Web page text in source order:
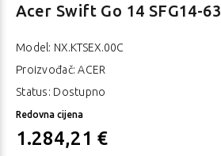
Acer Swift Go 14 SFG14-63
Model: NX.KTSEX.00C
Proizvođač: ACER
Status: Dostupno
Redovna cijena
1.284,21 €